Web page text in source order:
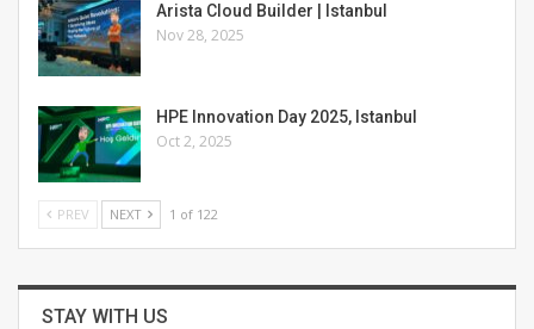
Arista Cloud Builder | Istanbul
Nov 28, 2025
HPE Innovation Day 2025, Istanbul
Oct 2, 2025
PREV NEXT 1 of 122
STAY WITH US